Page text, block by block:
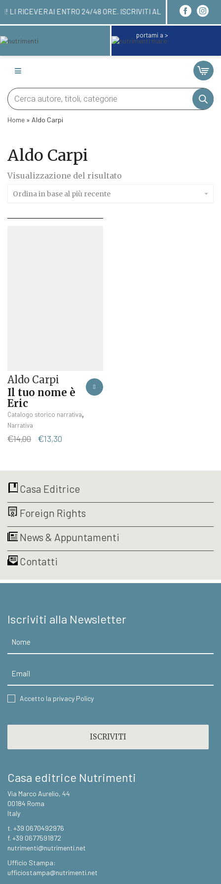
QUI! LI RICEVERAI ENTRO 24/48 ORE.
portami a >
Products
search
Home » Aldo Carpi
Aldo Carpi
Visualizzazione del risultato
Ordina in base al più recente
Aldo Carpi
Il tuo nome è
Eric
Catalogo storico narrativa,
Narrativa
€14,00
Il
era:
€13,30
è:
Casa Editrice
Foreign Rights
News & Appuntamenti
Contatti
Iscriviti alla Newsletter
CONSENT
Accetto la privacy Policy
Casa editrice Nutrimenti
Via Marco Aurelio, 44
00184 Roma
Italy
t. +39 0670492976
f. +39 0677591872
nutrimenti@nutrimenti.net
Ufficio Stampa:
ufficiostampa@nutrimenti.net